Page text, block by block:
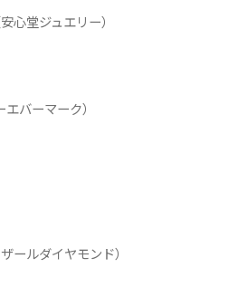
心堂ジュエリー）
バーマーク）
ールダイヤモンド）